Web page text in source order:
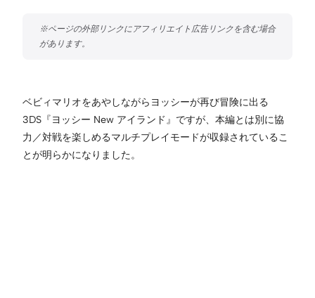
ベビィマリオをあやしながらヨッシーが再び冒険に出る
3DS『ヨッシー New アイランド』ですが、本編とは別に協
力／対戦を楽しめるマルチプレイモードが収録されているこ
とが明らかになりました。